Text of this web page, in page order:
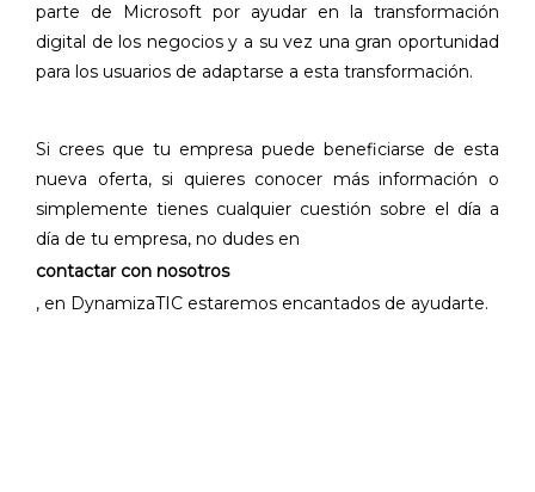
parte de Microsoft por ayudar en la transformación
digital de los negocios y a su vez una gran oportunidad
para los usuarios de adaptarse a esta transformación.
Si crees que tu empresa puede beneficiarse de esta
nueva oferta, si quieres conocer más información o
simplemente tienes cualquier cuestión sobre el día a
día de tu empresa, no dudes en
contactar con nosotros
, en DynamizaTIC estaremos encantados de ayudarte.